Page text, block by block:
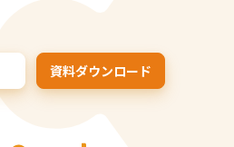
資料ダウンロード